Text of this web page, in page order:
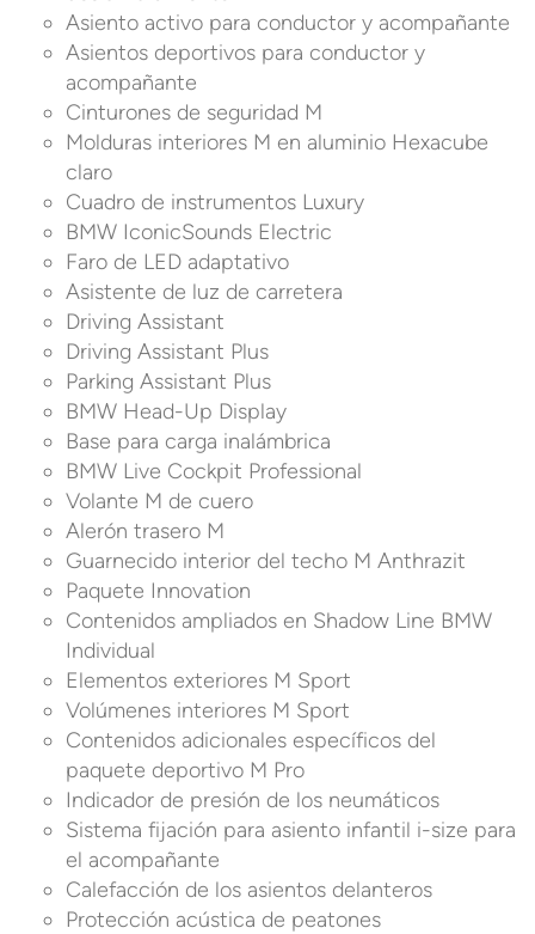
Asiento activo para conductor y acompañante
Asientos deportivos para conductor y
acompañante
Cinturones de seguridad M
Molduras interiores M en aluminio Hexacube
claro
Cuadro de instrumentos Luxury
BMW IconicSounds Electric
Faro de LED adaptativo
Asistente de luz de carretera
Driving Assistant
Driving Assistant Plus
Parking Assistant Plus
BMW Head-Up Display
Base para carga inalámbrica
BMW Live Cockpit Professional
Volante M de cuero
Alerón trasero M
Guarnecido interior del techo M Anthrazit
Paquete Innovation
Contenidos ampliados en Shadow Line BMW
Individual
Elementos exteriores M Sport
Volúmenes interiores M Sport
Contenidos adicionales específicos del
paquete deportivo M Pro
Indicador de presión de los neumáticos
Sistema fijación para asiento infantil i-size para
el acompañante
Calefacción de los asientos delanteros
Protección acústica de peatones